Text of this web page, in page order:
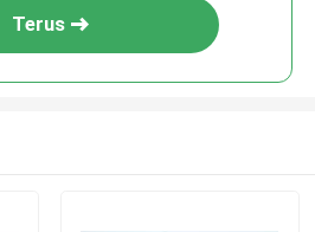
Terus